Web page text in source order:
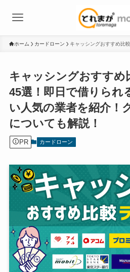
ホーム カードローン キャッシングおすすめ比
キャッシングおすすめ
45選！即日で借りられ
い人気の業者を紹介！
についても解説！
PR カードローン